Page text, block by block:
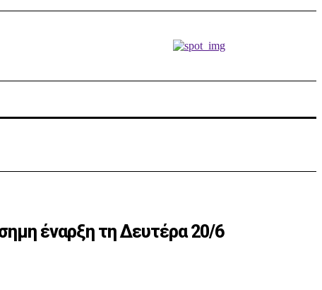
έναρξη τη Δευτέρα 20/6